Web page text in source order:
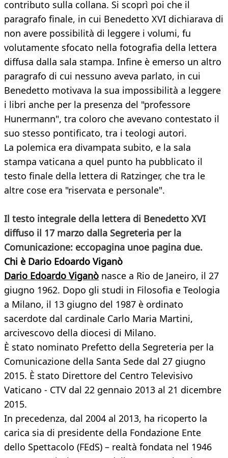
contributo sulla collana. Si scoprì poi che il
paragrafo finale, in cui Benedetto XVI dichiarava di
non avere possibilità di leggere i volumi, fu
volutamente sfocato nella fotografia della lettera
diffusa dalla sala stampa. Infine è emerso un altro
paragrafo di cui nessuno aveva parlato, in cui
Benedetto motivava la sua impossibilità a leggere
i libri anche per la presenza del "professore
Hunermann", tra coloro che avevano contestato il
suo stesso pontificato, tra i teologi autori.
La polemica era divampata subito, e la sala
stampa vaticana a quel punto ha pubblicato il
testo finale della lettera di Ratzinger, che tra le
altre cose era "riservata e personale".
Il testo integrale della lettera di Benedetto XVI
diffuso il 17 marzo dalla Segreteria per la
Comunicazione: eccopagina unoe pagina due.
Chi è Dario Edoardo Viganò
Dario Edoardo Viganò nasce a Rio de Janeiro, il 27
giugno 1962. Dopo gli studi in Filosofia e Teologia
a Milano, il 13 giugno del 1987 è ordinato
sacerdote dal cardinale Carlo Maria Martini,
arcivescovo della diocesi di Milano.
È stato nominato Prefetto della Segreteria per la
Comunicazione della Santa Sede dal 27 giugno
2015. È stato Direttore del Centro Televisivo
Vaticano - CTV dal 22 gennaio 2013 al 21 dicembre
2015.
In precedenza, dal 2004 al 2013, ha ricoperto la
carica sia di presidente della Fondazione Ente
dello Spettacolo (FEdS) – realtà fondata nel 1946